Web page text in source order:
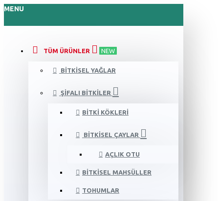
MENU
TÜM ÜRÜNLER NEW
BITKISEL YAĞLAR
ŞIFALI BITKILER
BITKI KÖKLERI
BITKISEL ÇAYLAR
AÇLIK OTU
BITKISEL MAHSÜLLER
TOHUMLAR